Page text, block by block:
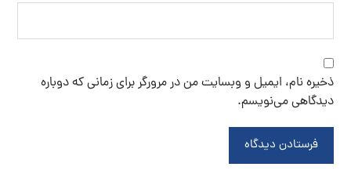
ذخیره نام، ایمیل و وبسایت من در مرورگر برای زمانی که دوباره
دیدگاهی می‌نویسم.
فرستادن دیدگاه